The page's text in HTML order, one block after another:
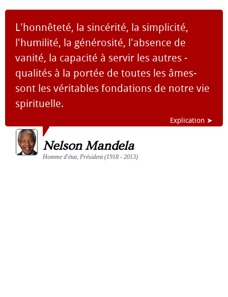
L'honnêteté, la sincérité, la simplicité,
l'humilité, la générosité, l'absence de
vanité, la capacité à servir les autres -
qualités à la portée de toutes les âmes-
sont les véritables fondations de notre vie
spirituelle.
Explication ➤
Nelson Mandela
Homme d'état, Président (1918 - 2013)